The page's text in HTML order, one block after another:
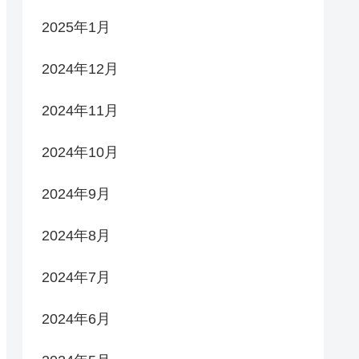
2025年1月
2024年12月
2024年11月
2024年10月
2024年9月
2024年8月
2024年7月
2024年6月